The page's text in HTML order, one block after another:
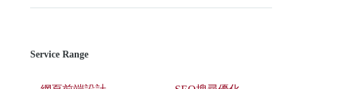
Service Range